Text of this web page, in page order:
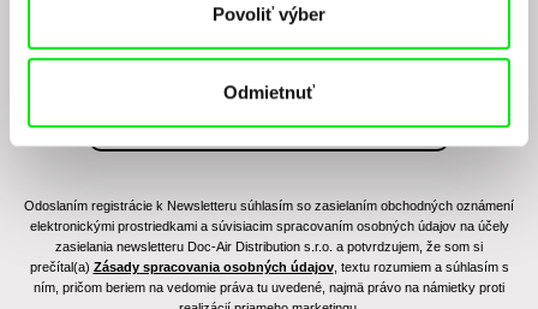
Povoliť výber
Odmietnuť
Odoslaním registrácie k Newsletteru súhlasím so zasielaním obchodných oznámení
elektronickými prostriedkami a súvisiacim spracovaním osobných údajov na účely
zasielania newsletteru Doc-Air Distribution s.r.o. a potvrdzujem, že som si
prečítal(a) Zásady spracovania osobných údajov, textu rozumiem a súhlasím s
ním, pričom beriem na vedomie práva tu uvedené, najmä právo na námietky proti